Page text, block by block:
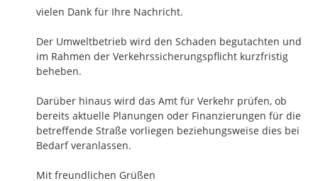
vielen Dank für Ihre Nachricht.
Der Umweltbetrieb wird den Schaden begutachten und
im Rahmen der Verkehrssicherungspflicht kurzfristig
beheben.
Darüber hinaus wird das Amt für Verkehr prüfen, ob
bereits aktuelle Planungen oder Finanzierungen für die
betreffende Straße vorliegen beziehungsweise dies bei
Bedarf veranlassen.
Mit freundlichen Grüßen